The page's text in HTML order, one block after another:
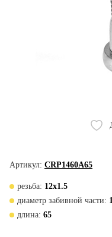
Артикул: CRP1460А65
резьба: 12х1.5
диаметр забивной части:
длина: 65